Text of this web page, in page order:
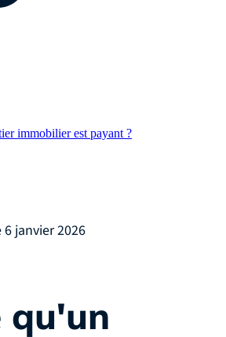
immobilier est payant ?
janvier 2026
qu'un